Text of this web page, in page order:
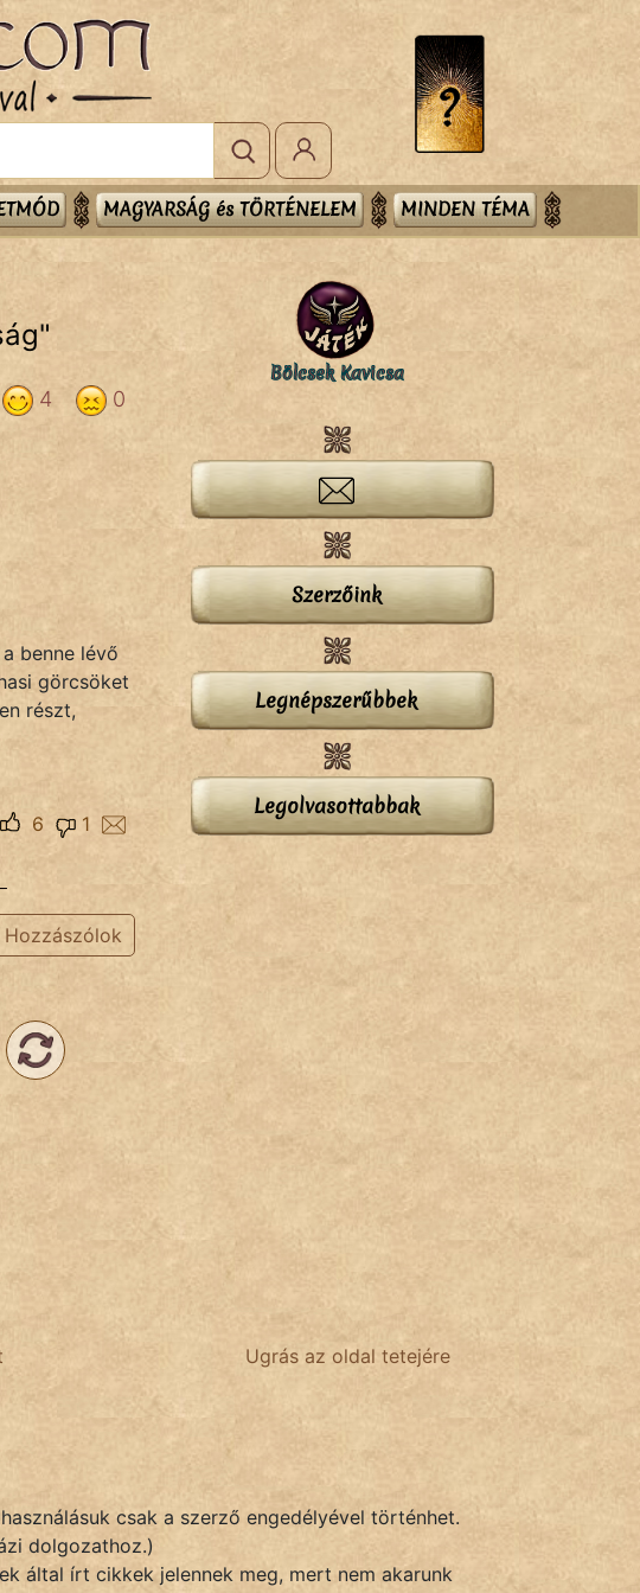
MAGYARSÁG és TÖRTÉNELEM MINDEN TÉMA
"
0
4
benne lévő
görcsöket
részt,
1
6
Hozzászólok
Bölcsek Kavicsa
Szerzőink
Legnépszerűbbek
Legolvasottabbak
Ugrás az oldal tetejére
csak a szerző engedélyével történhet.
dolgozathoz.)
által írt cikkek jelennek meg, mert nem akarunk